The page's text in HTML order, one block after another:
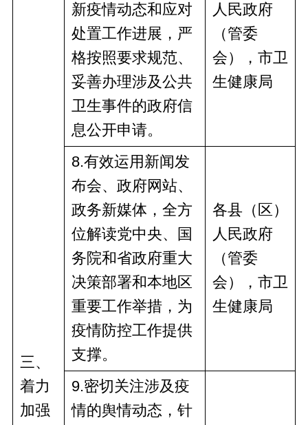
三、
着力
加强
新疫情动态和应对
处置工作进展 ，严
格按照要求规范、
妥善办理涉及公共
卫生事件的政府信
息公开申请。
人民政府
（管委
会），市卫
生健康局
8.有效运用新闻发
布会、政府网站、
政务新媒体，全方
位解读党中央、国
务院和省政府重大
决策部署和本地区
重要工作举措，为
疫情防控工作提供
支撑。
各县（区）
人民政府
（管委
会），市卫
生健康局
9.密切关注涉及疫
情的舆情动态，针